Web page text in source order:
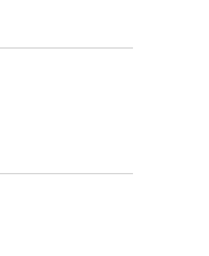
,
,
s
o
o